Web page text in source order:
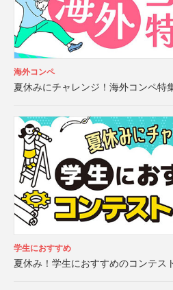
海外コンペ
夏休みにチャレンジ！海外コンペ特
学生におすすめ
夏休み！学生におすすめのコンテス